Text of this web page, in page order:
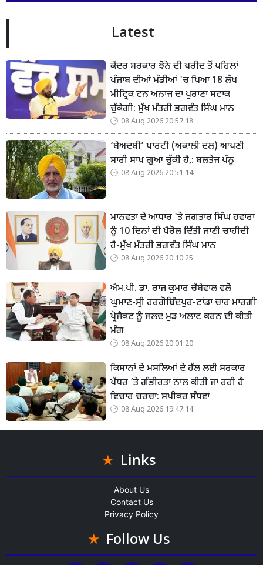
Latest
ਕੇਂਦਰ ਸਰਕਾਰ ਝੋਨੇ ਦੀ ਖਰੀਦ ਤੋਂ ਪਹਿਲਾਂ
ਪੰਜਾਬ ਦੀਆਂ ਮੰਡੀਆਂ 'ਚ ਪਿਆ 18 ਲੱਖ
ਮੀਟ੍ਰਿਕ ਟਨ ਅਨਾਜ ਦਾ ਪੁਰਾਣਾ ਸਟਾਕ
ਚੁੱਕੇਗੀ: ਮੁੱਖ ਮੰਤਰੀ ਭਗਵੰਤ ਸਿੰਘ ਮਾਨ
08 Aug 2026 20:57:18
‘ਬੇਅਦਬੀ’ ਪਾਰਟੀ (ਅਕਾਲੀ ਦਲ) ਆਪਣੀ
ਸਾਰੀ ਸਾਖ ਗੁਆ ਚੁੱਕੀ ਹੈ,: ਬਲਤੇਜ ਪੰਨੂ
08 Aug 2026 20:51:14
ਮਾਨਵਤਾ ਦੇ ਆਧਾਰ 'ਤੇ ਜਗਤਾਰ ਸਿੰਘ ਹਵਾਰਾ
ਨੂੰ 10 ਦਿਨਾਂ ਦੀ ਪੈਰੋਲ ਦਿੱਤੀ ਜਾਣੀ ਚਾਹੀਦੀ
ਹੈ-ਮੁੱਖ ਮੰਤਰੀ ਭਗਵੰਤ ਸਿੰਘ ਮਾਨ
08 Aug 2026 20:10:25
ਐਮ.ਪੀ. ਡਾ. ਰਾਜ ਕੁਮਾਰ ਚੱਬੇਵਾਲ ਵਲੋ
ਘੁਮਾਣ-ਸ੍ਰੀ ਹਰਗੋਬਿੰਦਪੁਰ-ਟਾਂਡਾ ਚਾਰ ਮਾਰਗੀ
ਪ੍ਰੋਜੈਕਟ ਨੂੰ ਜਲਦ ਮੁੜ ਅਲਾਟ ਕਰਨ ਦੀ ਕੀਤੀ
ਮੰਗ
08 Aug 2026 20:01:20
ਕਿਸਾਨਾਂ ਦੇ ਮਸਲਿਆਂ ਦੇ ਹੱਲ ਲਈ ਸਰਕਾਰ
ਪੱਧਰ ’ਤੇ ਗੰਭੀਰਤਾ ਨਾਲ ਕੀਤੀ ਜਾ ਰਹੀ ਹੈ
ਵਿਚਾਰ ਚਰਚਾ: ਸਪੀਕਰ ਸੰਧਵਾਂ
08 Aug 2026 19:47:14
Links
About Us
Contact Us
Privacy Policy
Follow Us